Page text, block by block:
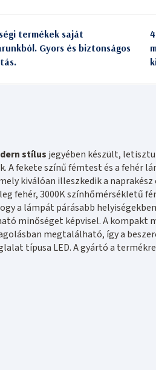
termékek saját
Gyors és biztonságos
stílus jegyében készült,
fekete színű fémtest és a fehér
kiválóan illeszkedik a
fehér, 3000K színhőmérsékletű
a lámpát párásabb
minőséget képvisel. A kompakt
megtalálható, így a
típusa LED. A gyártó a